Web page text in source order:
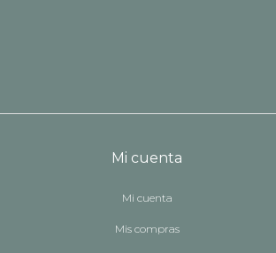
Mi cuenta
Mi cuenta
Mis compras